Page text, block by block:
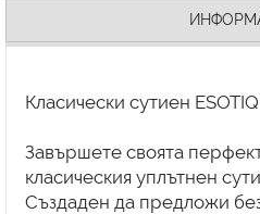
Класически сутиен
Завършете своята
класическия уплътнен
Създаден да предложи